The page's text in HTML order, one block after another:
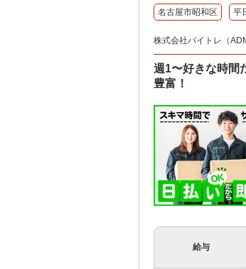
名古屋市昭和区 平
株式会社バイトレ（
週1〜好きな時間
豊富！
給与